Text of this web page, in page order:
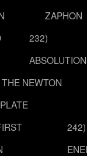
ZAPHON
232)
ABSOLUTION
NEWTON